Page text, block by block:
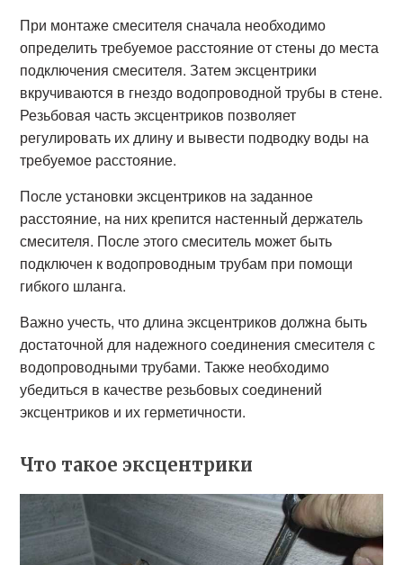
При монтаже смесителя сначала необходимо
определить требуемое расстояние от стены до места
подключения смесителя. Затем эксцентрики
вкручиваются в гнездо водопроводной трубы в стене.
Резьбовая часть эксцентриков позволяет
регулировать их длину и вывести подводку воды на
требуемое расстояние.
После установки эксцентриков на заданное
расстояние, на них крепится настенный держатель
смесителя. После этого смеситель может быть
подключен к водопроводным трубам при помощи
гибкого шланга.
Важно учесть, что длина эксцентриков должна быть
достаточной для надежного соединения смесителя с
водопроводными трубами. Также необходимо
убедиться в качестве резьбовых соединений
эксцентриков и их герметичности.
Что такое эксцентрики